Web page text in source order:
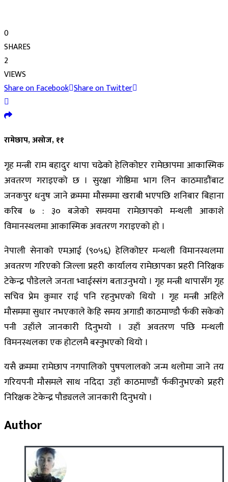
0
SHARES
2
VIEWS
Share on Facebook Share on Twitter
रामेछाप, असोज, ११
गृह मन्त्री राम बहादुर थापा चढेको हेलिकोप्टर रामेछापमा आकास्मिक
अवतरण गराइएको छ । सुरक्षा गोष्ठिमा भाग लिन काठमाडौंबाट
जनकपुर धनुष जाने क्रममा मौसममा खराबी भएपछि शनिबार बिहाना
करिब ७ : ३० बजेको समयमा रामेछापको मन्थली आकाशे
विमानस्थलमा आकास्मिक अवतरण गराइएको हो ।
नेपाली सेनाको एमआई ‍‌(९०५६) हेलिकोप्टर मन्थली विमानस्थलमा
अवतरण गरिएको जिल्ला प्रहरी कार्यालय रामेछापका प्रहरी निरिक्षक
टेकेन्द्र पौडेलले जनता भ्वाईस्संग बताउनुभयो । गृह मन्त्री थापासँग गृह
सचिव प्रेम कुमार राई पनि रहनुभएको थियो । गृह मन्त्री अहिले
मौसममा सुधार नभएकाले केहि समय अगाडी काठमाण्डौ र्फकी सकेको
पनी उहाँले जानकारी दिनुभयो । उहाँ अवतरण पछि मन्थली
विमनस्थलका एक होटलमै बस्नुभएको थियो ।
यसै क्रममा रामेछाप नगपालिको पुषपलालको जन्म थलोमा जाने तय
गरियपनी मौसमले साथ नदिदा उहाँ काठमाण्डौं र्फकीनुभएको प्रहरी
निरिक्षक टेकेन्द्र पौड्यलले जानकारी दिनुभयो ।
Author